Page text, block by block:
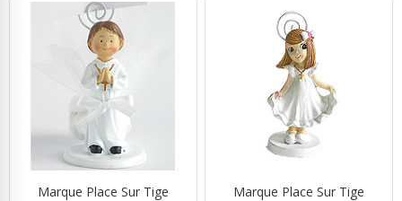
Marque Place Sur Tige
Marque Place Sur Tige